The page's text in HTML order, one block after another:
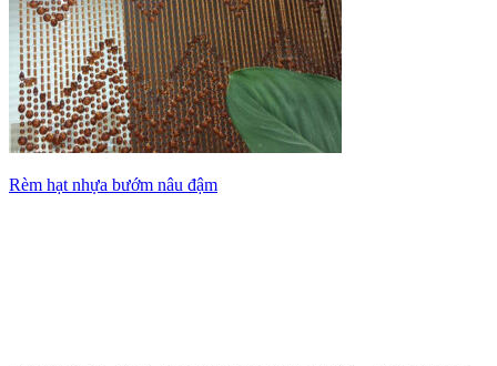
Rèm hạt nhựa bướm nâu đậm